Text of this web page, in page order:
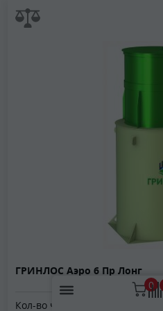
0
ГРИНЛОС Аэро 6 Пр Лонг
Кол-во человек: